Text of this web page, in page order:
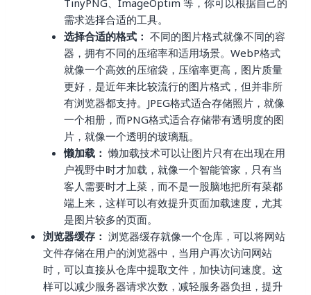
TinyPNG、ImageOptim 等，你可以根据自己的
需求选择合适的工具。
选择合适的格式： 不同的图片格式就像不同的容
器，拥有不同的压缩率和适用场景。WebP格式
就像一个高效的压缩袋，压缩率更高，图片质量
更好，是近年来比较流行的图片格式，但并非所
有浏览器都支持。JPEG格式适合存储照片，就像
一个相册，而PNG格式适合存储带有透明度的图
片，就像一个透明的玻璃瓶。
懒加载： 懒加载技术可以让图片只有在出现在用
户视野中时才加载，就像一个智能管家，只有当
客人需要时才上菜，而不是一股脑地把所有菜都
端上来，这样可以有效提升页面加载速度，尤其
是图片较多的页面。
浏览器缓存： 浏览器缓存就像一个仓库，可以将网站
文件存储在用户的浏览器中，当用户再次访问网站
时，可以直接从仓库中提取文件，加快访问速度。这
样可以减少服务器请求次数，减轻服务器负担，提升